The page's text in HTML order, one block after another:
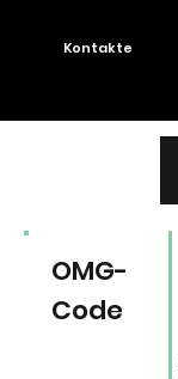
Kontakte
OMG-
Code